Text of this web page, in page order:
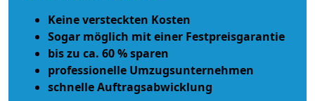
Keine versteckten Kosten
Sogar möglich mit einer Festpreisgarantie
bis zu ca. 60 % sparen
professionelle Umzugsunternehmen
schnelle Auftragsabwicklung